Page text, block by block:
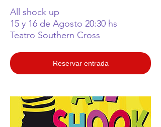
All shock up
15 y 16 de Agosto 20:30 hs
Teatro Southern Cross
Reservar entrada